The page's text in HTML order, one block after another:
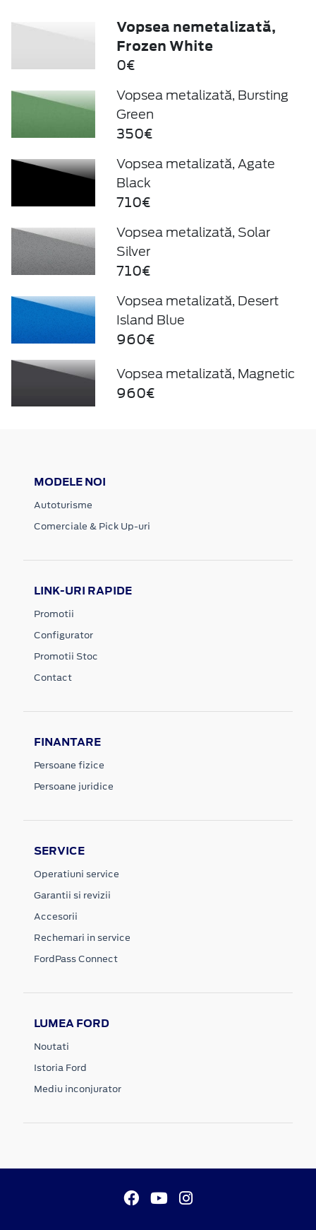
Vopsea nemetalizată,
Frozen White
0€
Vopsea metalizată, Bursting
Green
350€
Vopsea metalizată, Agate
Black
710€
Vopsea metalizată, Solar
Silver
710€
Vopsea metalizată, Desert
Island Blue
960€
Vopsea metalizată, Magnetic
960€
MODELE NOI
Autoturisme
Comerciale & Pick Up-uri
LINK-URI RAPIDE
Promotii
Configurator
Promotii Stoc
Contact
FINANTARE
Persoane fizice
Persoane juridice
SERVICE
Operatiuni service
Garantii si revizii
Accesorii
Rechemari in service
FordPass Connect
LUMEA FORD
Noutati
Istoria Ford
Mediu inconjurator